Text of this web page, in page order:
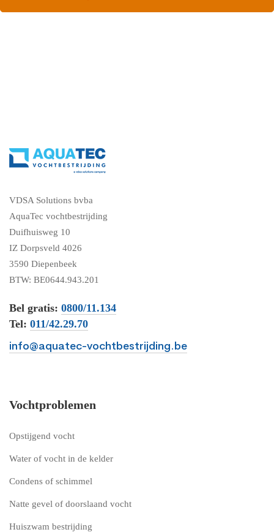
VDSA Solutions bvba
AquaTec vochtbestrijding
Duifhuisweg 10
IZ Dorpsveld 4026
3590 Diepenbeek
BTW: BE0644.943.201
Bel gratis: 0800/11.134
Tel: 011/42.29.70
info@aquatec-vochtbestrijding.be
Vochtproblemen
Opstijgend vocht
Water of vocht in de kelder
Condens of schimmel
Natte gevel of doorslaand vocht
Huiszwam bestrijding